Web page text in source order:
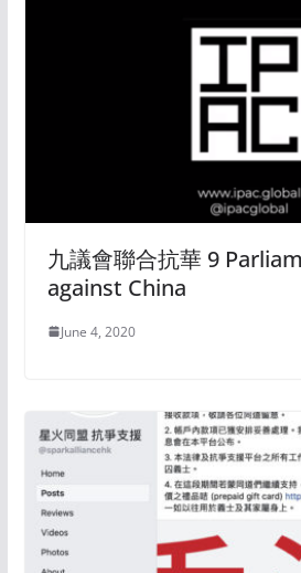
九議會聯合抗華 9
against China
June 4, 2020